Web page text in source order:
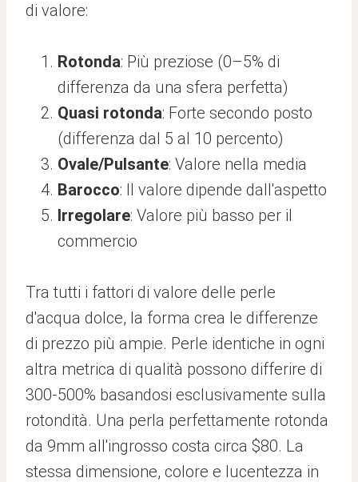
di valore:
Rotonda: Più preziose (0–5% di
differenza da una sfera perfetta)
Quasi rotonda: Forte secondo posto
(differenza dal 5 al 10 percento)
Ovale/Pulsante: Valore nella media
Barocco: Il valore dipende dall'aspetto
Irregolare: Valore più basso per il
commercio
Tra tutti i fattori di valore delle perle
d'acqua dolce, la forma crea le differenze
di prezzo più ampie. Perle identiche in ogni
altra metrica di qualità possono differire di
300-500% basandosi esclusivamente sulla
rotondità. Una perla perfettamente rotonda
da 9mm all'ingrosso costa circa $80. La
stessa dimensione, colore e lucentezza in